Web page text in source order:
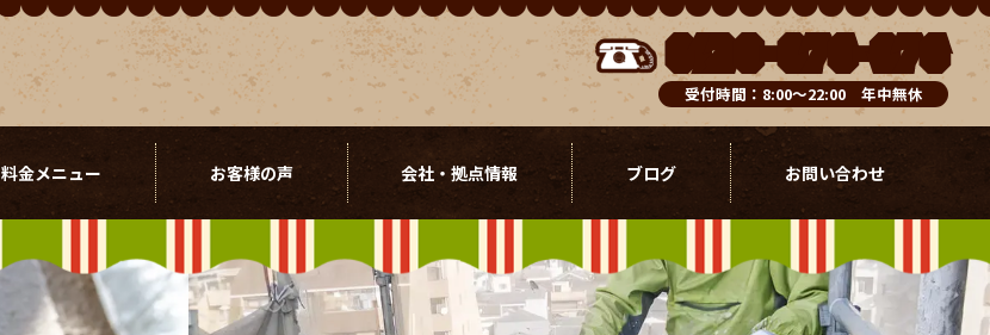
0120-076-976
受付時間：8:00～22:00 年中無休
料金メニュー お客様の声 会社・拠点情報 ブログ お問い合わせ